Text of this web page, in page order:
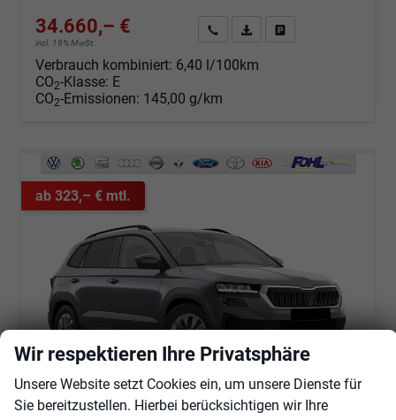
34.660,– €
incl. 19% MwSt.
Angebot anfordern
Fahrzeugexpose (PDF)
Verbrauch kombiniert: 6,40 l/100km
CO2-Klasse: E
CO2-Emissionen: 145,00 g/km
ab 323,– € mtl.
Wir respektieren Ihre Privatsphäre
Unsere Website setzt Cookies ein, um unsere Dienste für
Sie bereitzustellen. Hierbei berücksichtigen wir Ihre